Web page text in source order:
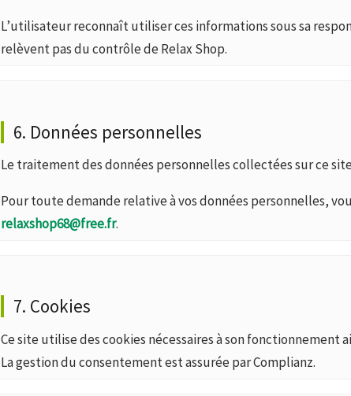
L’utilisateur reconnaît utiliser ces informations sous sa
relèvent pas du contrôle de Relax Shop.
6. Données personnelles
Le traitement des données personnelles collectées sur ce
Pour toute demande relative à vos données personnelles,
relaxshop68@free.fr.
7. Cookies
Ce site utilise des cookies nécessaires à son fonctionnement
La gestion du consentement est assurée par Complianz.